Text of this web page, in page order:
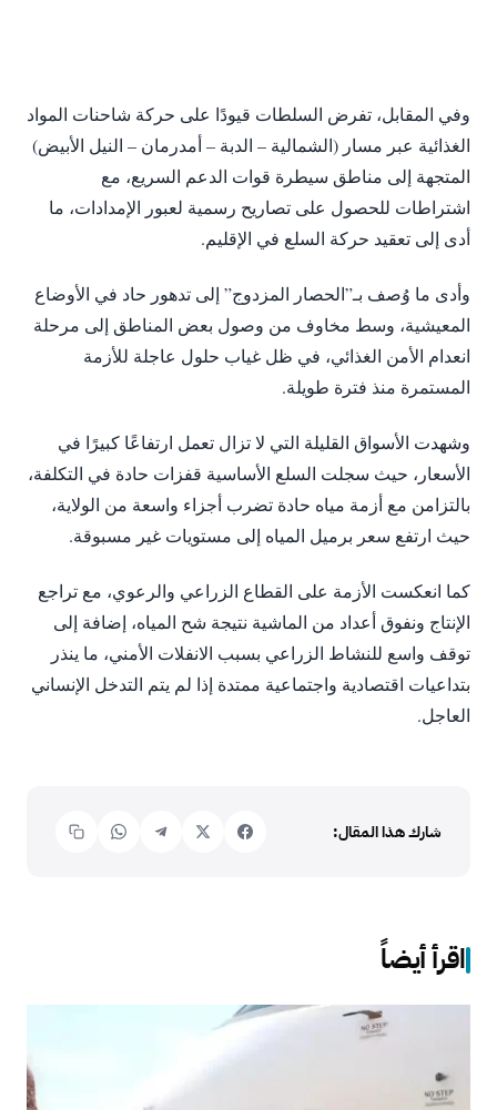
وفي المقابل، تفرض السلطات قيودًا على حركة شاحنات المواد
الغذائية عبر مسار (الشمالية – الدبة – أمدرمان – النيل الأبيض)
المتجهة إلى مناطق سيطرة قوات الدعم السريع، مع
اشتراطات للحصول على تصاريح رسمية لعبور الإمدادات، ما
أدى إلى تعقيد حركة السلع في الإقليم.
وأدى ما وُصف بـ”الحصار المزدوج” إلى تدهور حاد في الأوضاع
المعيشية، وسط مخاوف من وصول بعض المناطق إلى مرحلة
انعدام الأمن الغذائي، في ظل غياب حلول عاجلة للأزمة
المستمرة منذ فترة طويلة.
وشهدت الأسواق القليلة التي لا تزال تعمل ارتفاعًا كبيرًا في
الأسعار، حيث سجلت السلع الأساسية قفزات حادة في التكلفة،
بالتزامن مع أزمة مياه حادة تضرب أجزاء واسعة من الولاية،
حيث ارتفع سعر برميل المياه إلى مستويات غير مسبوقة.
كما انعكست الأزمة على القطاع الزراعي والرعوي، مع تراجع
الإنتاج ونفوق أعداد من الماشية نتيجة شح المياه، إضافة إلى
توقف واسع للنشاط الزراعي بسبب الانفلات الأمني، ما ينذر
بتداعيات اقتصادية واجتماعية ممتدة إذا لم يتم التدخل الإنساني
العاجل.
شارك هذا المقال:
اقرأ أيضاً